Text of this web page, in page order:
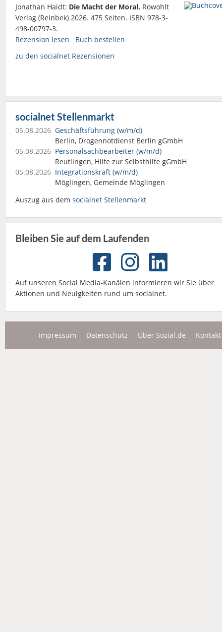
Jonathan Haidt: Die Macht der Moral. Rowohlt
Verlag (Reinbek) 2026. 475 Seiten. ISBN 978-3-
498-00797-3.
Rezension lesen
Buch bestellen
zu den socialnet Rezensionen
socialnet Stellenmarkt
05.08.2026 Geschäftsführung (w/m/d)
Berlin, Drogennotdienst Berlin gGmbH
05.08.2026 Personalsach­bearbeiter (w/m/d)
Reutlingen, Hilfe zur Selbsthilfe gGmbH
05.08.2026 Integrationskraft (w/m/d)
Möglingen, Gemeinde Möglingen
Auszug aus dem socialnet Stellenmarkt
Bleiben Sie auf dem Laufenden
Auf unseren Social Media-Kanälen informieren wir Sie über
Aktionen und Neuigkeiten rund um socialnet.
Impressum Datenschutz Über Sozial.de Kontakt